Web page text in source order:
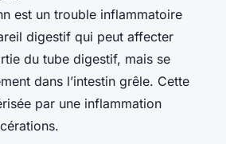
est un trouble inflammatoire
digestif qui peut affecter
du tube digestif, mais se
dans l’intestin grêle. Cette
par une inflammation